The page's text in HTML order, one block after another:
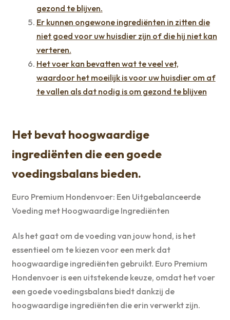
gezond te blijven.
Er kunnen ongewone ingrediënten in zitten die
niet goed voor uw huisdier zijn of die hij niet kan
verteren.
Het voer kan bevatten wat te veel vet,
waardoor het moeilijk is voor uw huisdier om af
te vallen als dat nodig is om gezond te blijven
Het bevat hoogwaardige
ingrediënten die een goede
voedingsbalans bieden.
Euro Premium Hondenvoer: Een Uitgebalanceerde
Voeding met Hoogwaardige Ingrediënten
Als het gaat om de voeding van jouw hond, is het
essentieel om te kiezen voor een merk dat
hoogwaardige ingrediënten gebruikt. Euro Premium
Hondenvoer is een uitstekende keuze, omdat het voer
een goede voedingsbalans biedt dankzij de
hoogwaardige ingrediënten die erin verwerkt zijn.